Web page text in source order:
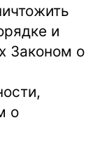
и
Законом о
о